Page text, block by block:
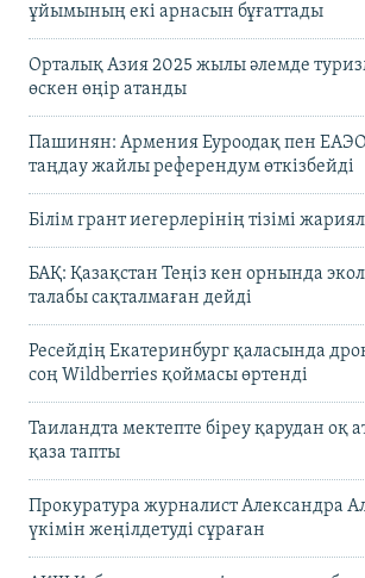
ұйымының екі арнасын бұғаттады
Орталық Азия 2025 жылы әлемде
өскен өңір атанды
Пашинян: Армения Еуроодақ пен
таңдау жайлы референдум өткізбейді
Білім грант иегерлерінің тізімі
БАҚ: Қазақстан Теңіз кен орнында
талабы сақталмаған дейді
Ресейдің Екатеринбург қаласында
соң Wildberries қоймасы өртенді
Таиландта мектепте біреу қарудан оқ
қаза тапты
Прокуратура журналист Александра
үкімін жеңілдетуді сұраған